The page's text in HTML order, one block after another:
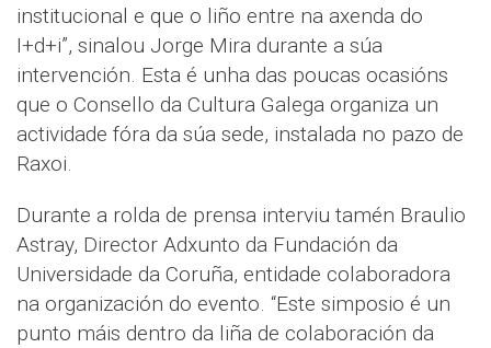
institucional e que o liño entre na axenda do
I+d+i”, sinalou Jorge Mira durante a súa
intervención. Esta é unha das poucas ocasións
que o Consello da Cultura Galega organiza un
actividade fóra da súa sede, instalada no pazo de
Raxoi.
Durante a rolda de prensa interviu tamén Braulio
Astray, Director Adxunto da Fundación da
Universidade da Coruña, entidade colaboradora
na organización do evento. “Este simposio é un
punto máis dentro da liña de colaboración da